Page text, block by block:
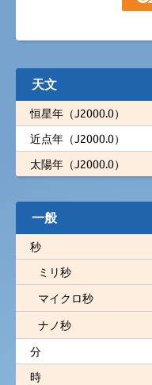
天文
恒星年（J2000.0）
近点年（J2000.0）
太陽年（J2000.0）
一般
秒
ミリ秒
マイクロ秒
ナノ秒
分
時